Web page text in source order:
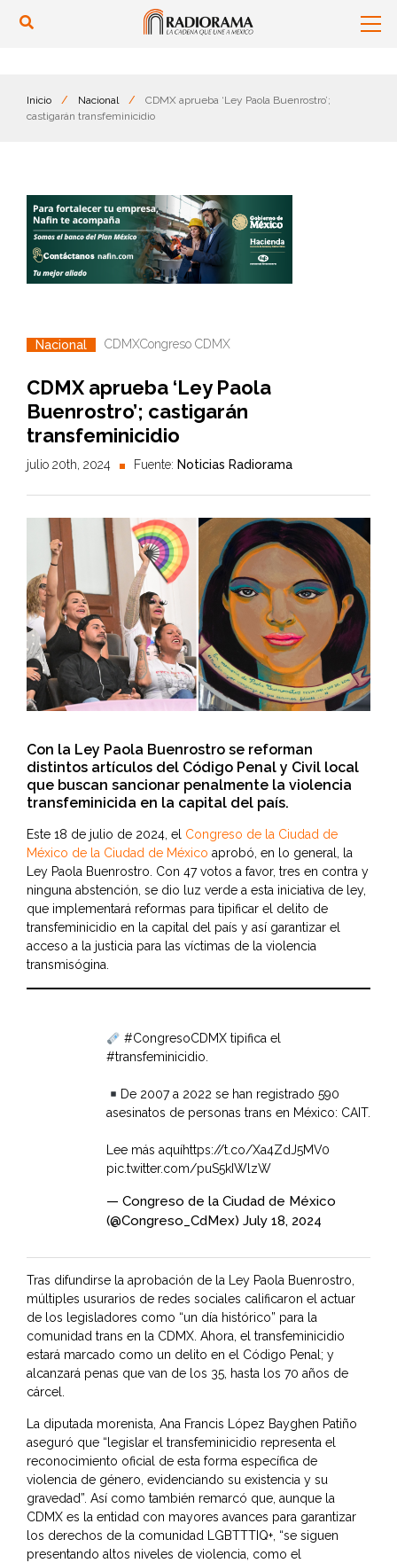
Inicio / Nacional /
CDMX aprueba ‘Ley Paola Buenrostro’;
castigarán transfeminicidio
Nacional CDMXCongreso CDMX
CDMX aprueba ‘Ley Paola
Buenrostro’; castigarán
transfeminicidio
julio 20th, 2024 Fuente: Noticias Radiorama
Con la Ley Paola Buenrostro se reforman
distintos artículos del Código Penal y Civil local
que buscan sancionar penalmente la violencia
transfeminicida en la capital del país.
Este 18 de julio de 2024, el Congreso de la Ciudad de
México de la Ciudad de México aprobó, en lo general, la
Ley Paola Buenrostro. Con 47 votos a favor, tres en contra y
ninguna abstención, se dio luz verde a esta iniciativa de ley,
que implementará reformas para tipificar el delito de
transfeminicidio en la capital del país y así garantizar el
acceso a la justicia para las víctimas de la violencia
transmisógina.
#CongresoCDMXtipifica el
#transfeminicidio.
De 2007 a 2022 se han registrado 590
asesinatos de personas trans en México: CAIT.
Lee más aquíhttps://t.co/Xa4ZdJ5MV0
pic.twitter.com/puS5kIWlzW
— Congreso de la Ciudad de México
(@Congreso_CdMex) July 18, 2024
Tras difundirse la aprobación de la Ley Paola Buenrostro,
múltiples usurarios de redes sociales calificaron el actuar
de los legisladores como “un día histórico” para la
comunidad trans en la CDMX. Ahora, el transfeminicidio
estará marcado como un delito en el Código Penal; y
alcanzará penas que van de los 35, hasta los 70 años de
cárcel.
La diputada morenista, Ana Francis López Bayghen Patiño
aseguró que “legislar el transfeminicidio representa el
reconocimiento oficial de esta forma específica de
violencia de género, evidenciando su existencia y su
gravedad”. Así como también remarcó que, aunque la
CDMX es la entidad con mayores avances para garantizar
los derechos de la comunidad LGBTTTIQ+, “se siguen
presentando altos niveles de violencia, como el